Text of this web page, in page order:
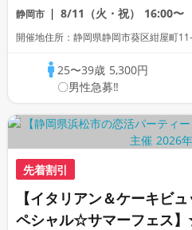
ン ～真剣な出会い～
静岡市 8/11（火・祝） 16:00〜
開催地住所：静岡県静岡市葵区紺屋町
25〜39歳 5,300円
〇男性急募‼
先着割引
【イタリアン＆ケーキビ
ペシャル☆サマーフェス